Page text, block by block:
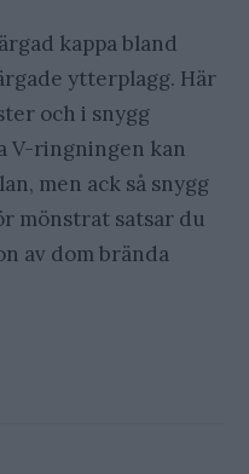
kappa bland
ytterplagg. Här
och i snygg
V-ringningen kan
men ack så snygg
mönstrat satsar du
av dom brända